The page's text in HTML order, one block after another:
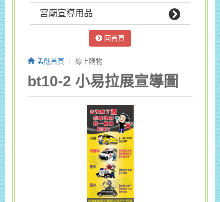
宮廟宣導用品
回首頁
孟勛首頁 線上購物
bt10-2 小易拉展宣導圖